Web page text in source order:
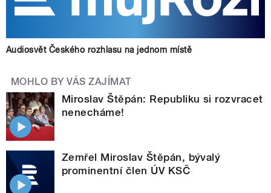
Audiosvět Českého rozhlasu na jednom místě
MOHLO BY VÁS ZAJÍMAT
Miroslav Štěpán: Republiku si rozvracet
nenecháme!
Zemřel Miroslav Štěpán, bývalý
prominentní člen ÚV KSČ